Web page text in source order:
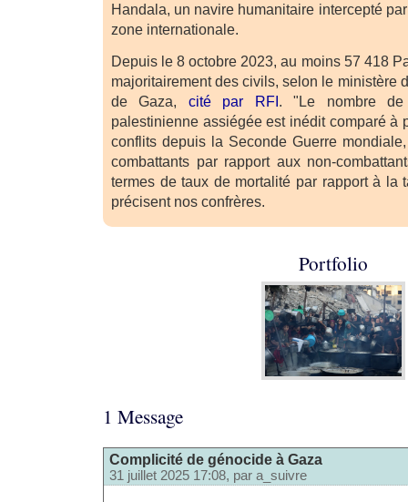
Handala, un navire humanitaire intercepté
zone internationale.
Depuis le 8 octobre 2023, au moins 57 418
majoritairement des civils, selon le ministère
de Gaza, cité par RFI. "Le nombre de
palestinienne assiégée est inédit comparé à
conflits depuis la Seconde Guerre
combattants par rapport aux non-
termes de taux de mortalité par rapport à la
précisent nos confrères.
Portfolio
1 Message
Complicité de génocide à Gaza
31 juillet 2025 17:08, par a_suivre